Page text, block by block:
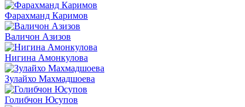
Фарахманд Каримов
Валичон Азизов
Нигина Амонкулова
Зулайхо Махмадшоева
Голибчон Юсупов